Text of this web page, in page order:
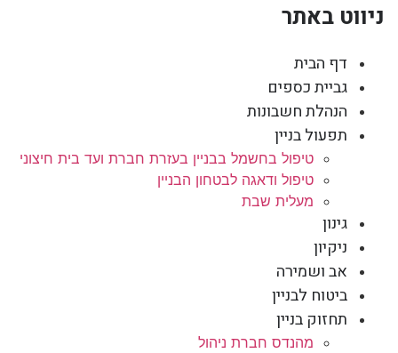
ניווט באתר
דף הבית
גביית כספים
הנהלת חשבונות
תפעול בניין
טיפול בחשמל בבניין בעזרת חברת ועד בית חיצוני
טיפול ודאגה לבטחון הבניין
מעלית שבת
גינון
ניקיון
אב ושמירה
ביטוח לבניין
תחזוק בניין
מהנדס חברת ניהול